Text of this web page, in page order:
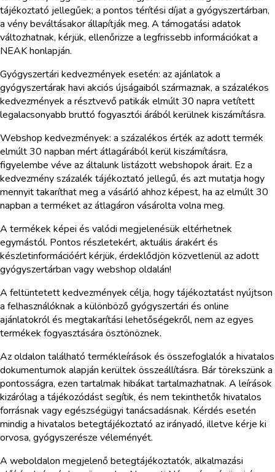
tájékoztató jellegűek; a pontos térítési díjat a gyógyszertárban,
a vény beváltásakor állapítják meg. A támogatási adatok
változhatnak, kérjük, ellenőrizze a legfrissebb információkat a
NEAK honlapján.
Gyógyszertári kedvezmények esetén: az ajánlatok a
gyógyszertárak havi akciós újságaiból származnak, a százalékos
kedvezmények a résztvevő patikák elmúlt 30 napra vetített
legalacsonyabb bruttó fogyasztói árából kerülnek kiszámításra.
Webshop kedvezmények: a százalékos érték az adott termék
elmúlt 30 napban mért átlagárából kerül kiszámításra,
figyelembe véve az általunk listázott webshopok árait. Ez a
kedvezmény százalék tájékoztató jellegű, és azt mutatja hogy
mennyit takaríthat meg a vásárló ahhoz képest, ha az elmúlt 30
napban a terméket az átlagáron vásárolta volna meg.
A termékek képei és valódi megjelenésük eltérhetnek
egymástól. Pontos részletekért, aktuális árakért és
készletinformációért kérjük, érdeklődjön közvetlenül az adott
gyógyszertárban vagy webshop oldalán!
A feltüntetett kedvezmények célja, hogy tájékoztatást nyújtson
a felhasználóknak a különböző gyógyszertári és online
ajánlatokról és megtakarítási lehetőségekről, nem az egyes
termékek fogyasztására ösztönöznek.
Az oldalon található termékleírások és összefoglalók a hivatalos
dokumentumok alapján kerültek összeállításra. Bár törekszünk a
pontosságra, ezen tartalmak hibákat tartalmazhatnak. A leírások
kizárólag a tájékozódást segítik, és nem tekinthetők hivatalos
forrásnak vagy egészségügyi tanácsadásnak. Kérdés esetén
mindig a hivatalos betegtájékoztató az irányadó, illetve kérje ki
orvosa, gyógyszerésze véleményét.
A weboldalon megjelenő betegtájékoztatók, alkalmazási